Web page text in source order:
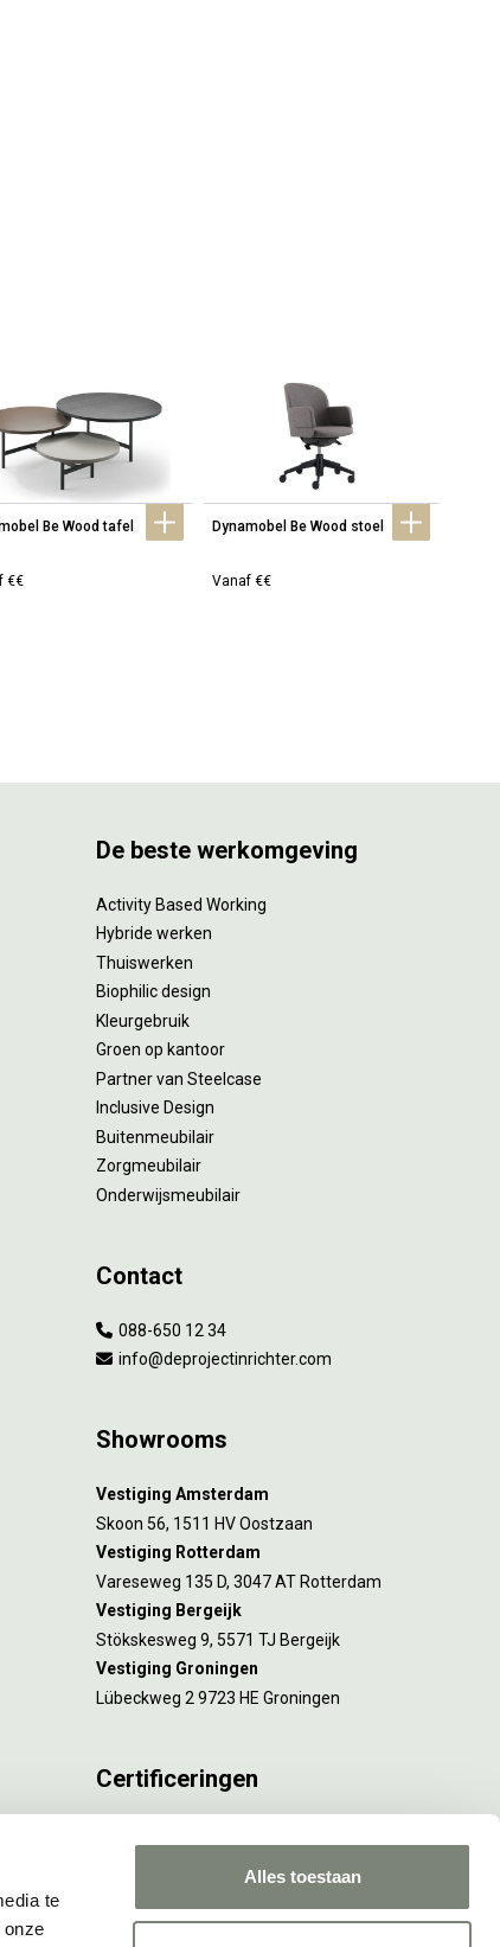
te
Alles toestaan
Be Wood tafel
€€
Dynamobel Be Wood stoel
Vanaf €€
De beste werkomgeving
Activity Based Working
Hybride werken
Thuiswerken
Biophilic design
Kleurgebruik
Groen op kantoor
Partner van Steelcase
Inclusive Design
Buitenmeubilair
Zorgmeubilair
Onderwijsmeubilair
Contact
088-650 12 34
info@deprojectinrichter.com
Showrooms
Vestiging Amsterdam
Skoon 56, 1511 HV Oostzaan
Vestiging Rotterdam
Vareseweg 135 D, 3047 AT Rotterdam
Vestiging Bergeijk
Stökskesweg 9, 5571 TJ Bergeijk
Vestiging Groningen
Lübeckweg 2 9723 HE Groningen
Certificeringen
Rotterdam en Culemborg.